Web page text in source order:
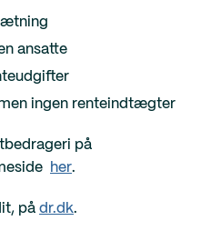
ansatte
ingen renteindtægter
på
her.
på dr.dk.